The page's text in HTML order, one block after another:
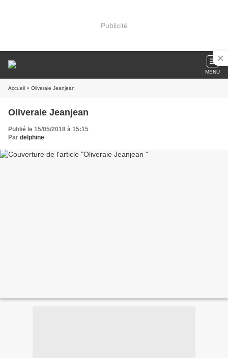
Publicité
MENU
Accueil » Oliveraie Jeanjean
Oliveraie Jeanjean
Publié le 15/05/2018 à 15:15
Par delphine